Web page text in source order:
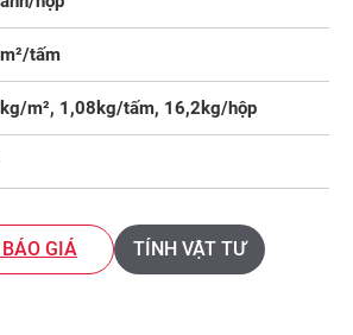
tấm
m², 1,08kg/tấm, 16,2kg/hộp
GIÁ TÍNH VẬT TƯ